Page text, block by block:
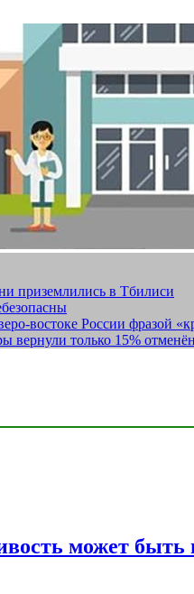
приземлились в Тбилиси
востоке России фразой
вернули только 15%
может